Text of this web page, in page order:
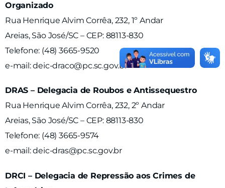
Organizado
Rua Henrique Alvim Corrêa, 232, 1º Andar
Areias, São José/SC – CEP: 88113-830
Telefone: (48) 3665-9520
e-mail: deic-draco@pc.sc.gov.br
DRAS – Delegacia de Roubos e Antissequestro
Rua Henrique Alvim Corrêa, 232, 2º Andar
Areias, São José/SC – CEP: 88113-830
Telefone: (48) 3665-9574
e-mail: deic-dras@pc.sc.gov.br
DRCI – Delegacia de Repressão aos Crimes de